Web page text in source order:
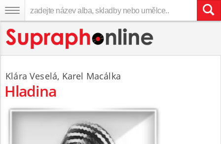
Klára Veselá, Karel Macálka
Hladina